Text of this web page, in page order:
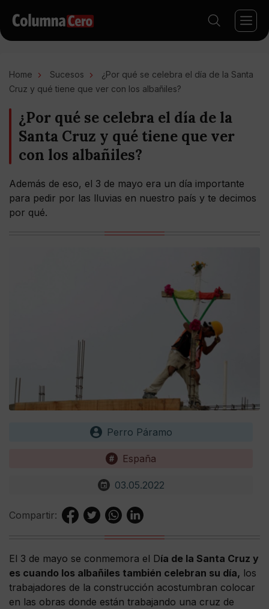
Home Sucesos
¿Por qué se celebra el día de la Santa
Cruz y qué tiene que ver con los albañiles?
¿Por qué se celebra el día de la
Santa Cruz y qué tiene que ver
con los albañiles?
Además de eso, el 3 de mayo era un día importante
para pedir por las lluvias en nuestro país y te decimos
por qué.
Perro Páramo
España
03.05.2022
Compartir:
El 3 de mayo se conmemora el Día de la Santa Cruz y
es cuando los albañiles también celebran su día, los
trabajadores de la construcción acostumbran colocar
en las obras donde están trabajando una cruz de